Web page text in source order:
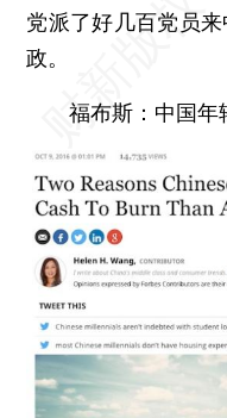
党派了好几百党员
政。
福布斯：中国年